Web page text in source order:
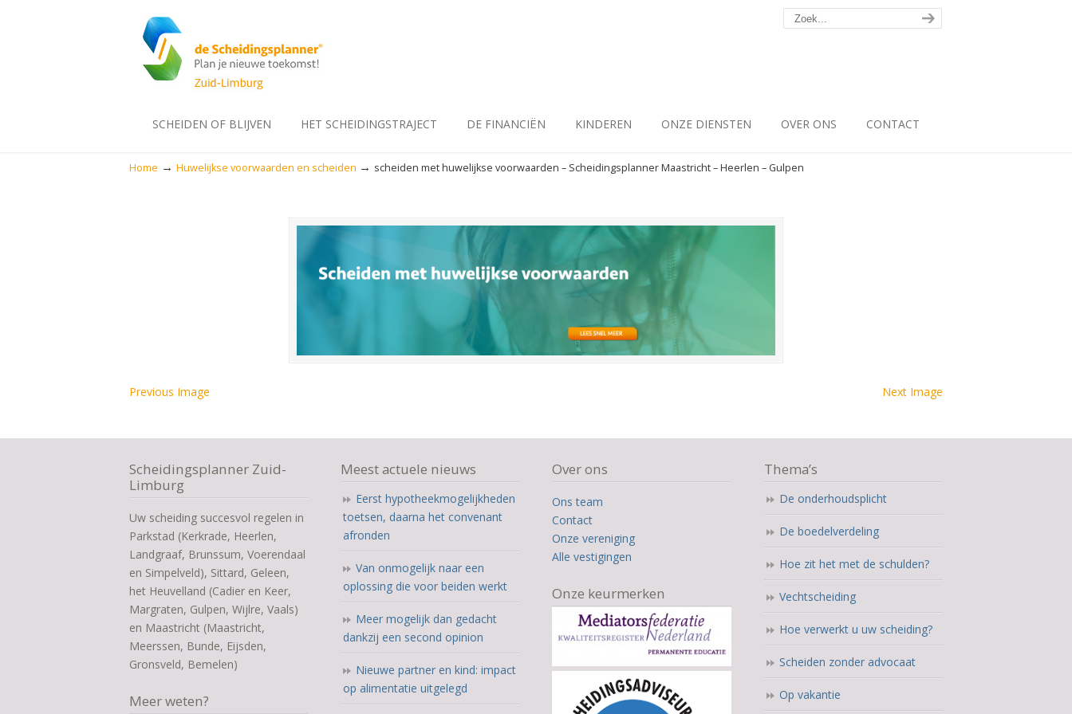
SCHEIDEN OF BLIJVEN HET SCHEIDINGSTRAJECT DE FINANCIËN KINDEREN ONZE DIENSTEN OVER ONS CONTACT
Home → Huwelijkse voorwaarden en scheiden → scheiden met huwelijkse voorwaarden – Scheidingsplanner Maastricht – Heerlen – Gulpen
Previous Image Next Image
Scheidingsplanner Zuid-
Limburg
Uw scheiding succesvol regelen in
Parkstad (Kerkrade, Heerlen,
Landgraaf, Brunssum, Voerendaal
en Simpelveld), Sittard, Geleen,
het Heuvelland (Cadier en Keer,
Margraten, Gulpen, Wijlre, Vaals)
en Maastricht (Maastricht,
Meerssen, Bunde, Eijsden,
Gronsveld, Bemelen)
Meer weten?
Meest actuele nieuws
Eerst hypotheekmogelijkheden
toetsen, daarna het convenant
afronden
Van onmogelijk naar een
oplossing die voor beiden werkt
Meer mogelijk dan gedacht
dankzij een second opinion
Nieuwe partner en kind: impact
op alimentatie uitgelegd
Over ons
Ons team
Contact
Onze vereniging
Alle vestigingen
Onze keurmerken
Thema’s
De onderhoudsplicht
De boedelverdeling
Hoe zit het met de schulden?
Vechtscheiding
Hoe verwerkt u uw scheiding?
Scheiden zonder advocaat
Op vakantie